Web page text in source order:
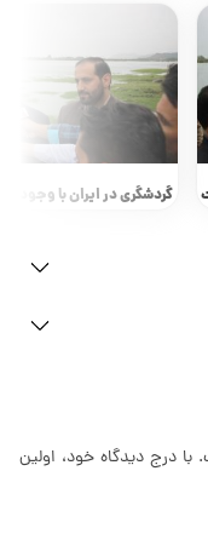
ها رونق یافته است
درج دیدگاه خود، اولین